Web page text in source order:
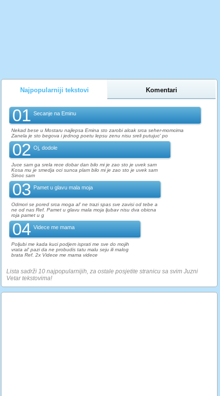
Najpopularniji tekstovi Komentari
01 Secanje na Eminu
Nekad bese u Mostaru najlepsa Emina sto zarobi alcak srca seher-momcima
Zanela je sto begova i jednog poetu lepsu zenu nisu sreli putujuc' po
02 Oj, dodole
Juce sam ga srela rece dobar dan bilo mi je zao sto je uvek sam
Kosa mu je smedja oci sunca plam bilo mi je zao sto je uvek sam
Sinoc sam
03 Pamet u glavu mala moja
Odmori se pored srca moga al' ne trazi spas sve zavisi od tebe a
ne od nas Ref. Pamet u glavu mala moja ljubav nisu dva obicna
roja pamet u g
04 Videce me mama
Poljubi me kada kuci podjem isprati me sve do mojih
vrata al' pazi da ne probudis tatu malu seju ili malog
brata Ref. 2x Videce me mama videce
Lista sadrži 10 najpopularnijih, za ostale posjetite stranicu sa svim Juzni
Vetar tekstovima!